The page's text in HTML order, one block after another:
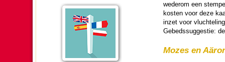
wederom een
kosten voor deze
inzet voor
Gebedssug­ges­tie:
Mozes en